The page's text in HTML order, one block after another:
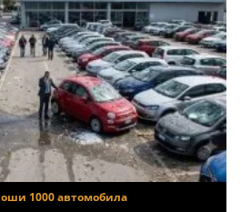
1000 автомобила